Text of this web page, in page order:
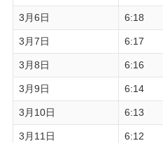
3月6日 6:18
3月7日 6:17
3月8日 6:16
3月9日 6:14
3月10日 6:13
3月11日 6:12